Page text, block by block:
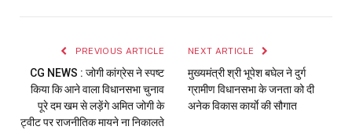
PREVIOUS ARTICLE
CG NEWS : जोगी कांग्रेस ने स्पष्ट
किया कि आने वाला विधानसभा चुनाव
पूरे दम खम से लड़ेंगे अमित जोगी के
ट्वीट पर राजनीतिक मायने ना निकालते
NEXT ARTICLE
मुख्यमंत्री श्री भूपेश बघेल ने दुर्ग
ग्रामीण विधानसभा के जनता को दी
अनेक विकास कार्याे की सौगात